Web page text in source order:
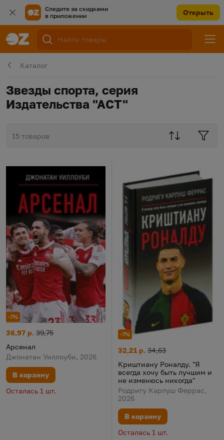
Следите за скидками
в приложении
Открыть
Каталог
Звезды спорта, серия
Издательства "АСТ"
15 товаров
-7%
Арсенал
Цена:
36,97 р.
Старая цена:
39,75
Арсенал
Джонатан Уиллоуби, 2026
В корзину
Осталась 1 шт.
-7%
Криштиану Роналду. "Я
Цена:
32,21 р.
Старая цена:
34,63
Криштиану Роналду. "Я
всегда хочу быть лучшим и
не изменюсь никогда"
Родригу Карлуш Феррас,
2026
В корзину
Осталась 1 шт.